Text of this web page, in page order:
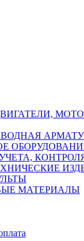
МАТЕРИАЛЫ